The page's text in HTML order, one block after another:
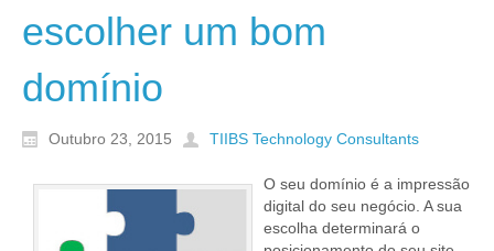
escolher um bom
domínio
Outubro 23, 2015 TIIBS Technology Consultants
O seu domínio é a impressão
digital do seu negócio. A sua
escolha determinará o